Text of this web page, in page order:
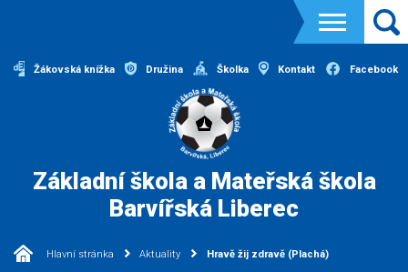
Žákovská knížka Družina Školka Kontakt Facebook
Základní škola a Mateřská škola
Barvířská Liberec
Hlavní stránka Aktuality Hravě žij zdravě (Plachá)